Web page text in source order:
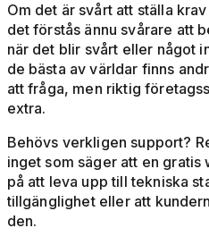
Om det är svårt att ställa
det förstås ännu svårare att
när det blir svårt eller något
de bästa av världar finns
att fråga, men riktig
extra.
Behövs verkligen support?
inget som säger att en gratis
på att leva upp till tekniska
tillgänglighet eller att
den.